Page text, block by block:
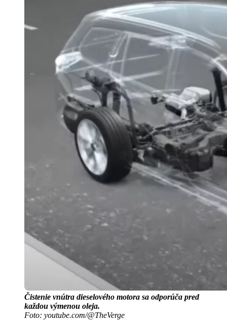
Čistenie vnútra dieselového motora sa odporúča pred
každou výmenou oleja.
Foto: youtube.com/@TheVerge